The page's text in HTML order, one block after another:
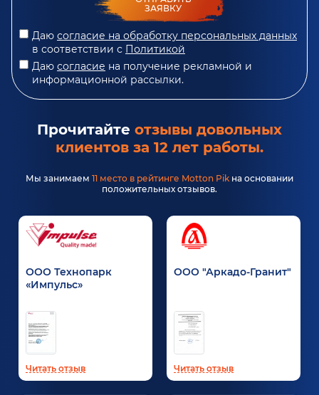
ЗАЯВКУ
Даю согласие на обработку персональных данных
в соответствии с Политикой
Даю согласие на получение рекламной и
информационной рассылки.
Прочитайте отзывы довольных
клиентов за 12 лет работы.
Мы занимаем 11 место в рейтинге Motton Pik на основании
положительных отзывов.
ООО Технопарк
«Импульс»
Читать отзыв
ООО "Аркадо-Гранит"
Читать отзыв